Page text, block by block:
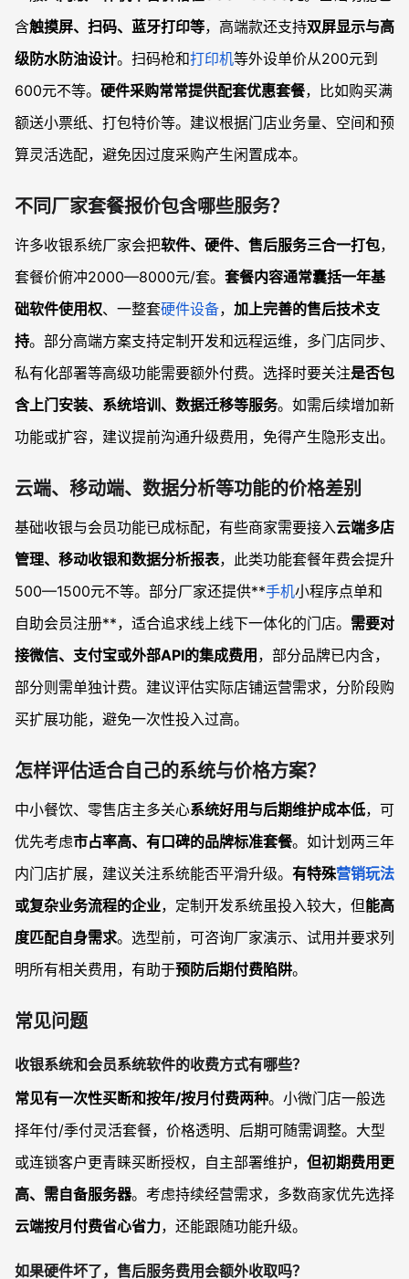
含触摸屏、扫码、蓝牙打印等，高端款还支持双屏显示与高
级防水防油设计。扫码枪和打印机等外设单价从200元到
600元不等。 硬件采购常常提供配套优惠套餐，比如购买满
额送小票纸、打包特价等。建议根据门店业务量、空间和预
算灵活选配，避免因过度采购产生闲置成本。
不同厂家套餐报价包含哪些服务？
许多收银系统厂家会把软件、硬件、售后服务三合一打包，
套餐价俯冲2000—8000元/套。 套餐内容通常囊括一年基
础软件使用权、一整套硬件设备， 加上完善的售后技术支
持。部分高端方案支持定制开发和远程运维，多门店同步、
私有化部署等高级功能需要额外付费。选择时要关注是否包
含上门安装、系统培训、数据迁移等服务。如需后续增加新
功能或扩容，建议提前沟通升级费用，免得产生隐形支出。
云端、移动端、数据分析等功能的价格差别
基础收银与会员功能已成标配，有些商家需要接入云端多店
管理、移动收银和数据分析报表，此类功能套餐年费会提升
500—1500元不等。部分厂家还提供**手机小程序点单和
自助会员注册**，适合追求线上线下一体化的门店。 需要对
接微信、支付宝或外部API的集成费用 ，部分品牌已内含，
部分则需单独计费。建议评估实际店铺运营需求，分阶段购
买扩展功能，避免一次性投入过高。
怎样评估适合自己的系统与价格方案？
中小餐饮、零售店主多关心系统好用与后期维护成本低，可
优先考虑市占率高、有口碑的品牌标准套餐。如计划两三年
内门店扩展，建议关注系统能否平滑升级。 有特殊营销玩法
或复杂业务流程的企业，定制开发系统虽投入较大，但能高
度匹配自身需求。选型前，可咨询厂家演示、试用并要求列
明所有相关费用，有助于预防后期付费陷阱。
常见问题
收银系统和会员系统软件的收费方式有哪些？
常见有一次性买断和按年/按月付费两种。小微门店一般选
择年付/季付灵活套餐，价格透明、后期可随需调整。大型
或连锁客户更青睐买断授权，自主部署维护， 但初期费用更
高、需自备服务器。考虑持续经营需求，多数商家优先选择
云端按月付费省心省力，还能跟随功能升级。
如果硬件坏了，售后服务费用会额外收取吗？